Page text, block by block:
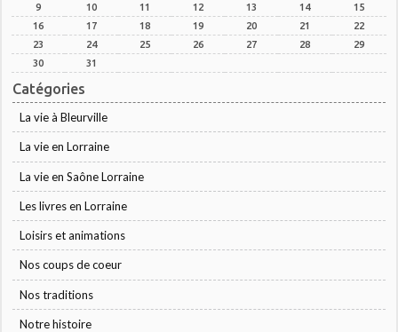
9
10 11 12 13 14
15
16
17 18 19 20 21
22
23
24 25 26 27 28
29
30
31
Catégories
La vie à Bleurville
La vie en Lorraine
La vie en Saône Lorraine
Les livres en Lorraine
Loisirs et animations
Nos coups de coeur
Nos traditions
Notre histoire